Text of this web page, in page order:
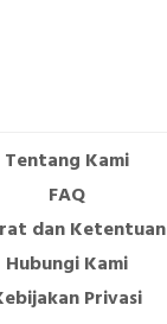
Tentang Kami
FAQ
dan Ketentuan
Hubungi Kami
Privasi